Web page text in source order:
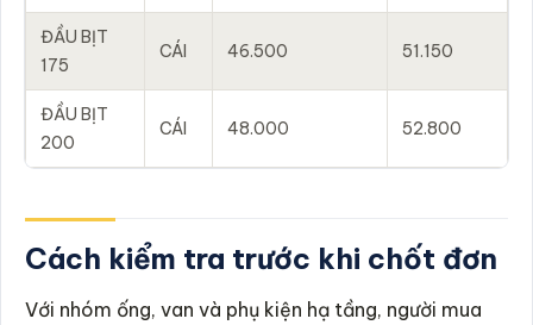
ĐẦU BỊT
175
CÁI 46.500 51.150
ĐẦU BỊT
200
CÁI 48.000 52.800
Cách kiểm tra trước khi chốt đơn
Với nhóm ống, van và phụ kiện hạ tầng, người mua